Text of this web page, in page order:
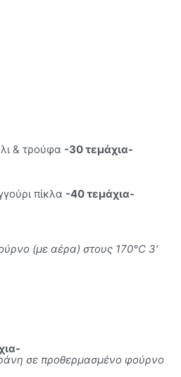
& τρούφα -30 τεμάχια-
πίκλα -40 τεμάχια-
(με αέρα) στους 170°C 3′
σε προθερμασμένο φούρνο